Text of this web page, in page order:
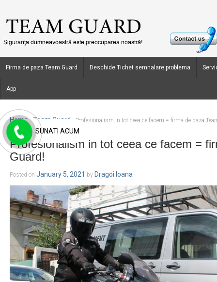
Firma de paza Team Guard Deschide Tichet semnalare problema
App
Home › Team Guard Profesionalism in tot ceea ce facem = firma de paza
Profesionalism in tot ceea ce facem =
Guard!
Posted on January 5, 2021 by Dragoi Ioana
SUNATI ACUM